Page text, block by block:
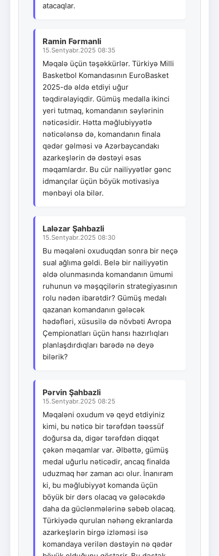
atacaqlar.
Ramin Fərmanli
15.Sentyabr.2025 08:35
Məqalə üçün təşəkkürlər. Türkiyə Milli
Basketbol Komandasının EuroBasket
2025-də əldə etdiyi uğur
təqdirəlayiqdir. Gümüş medalla ikinci
yeri tutmaq, komandanın səylərinin
nəticəsidir. Hətta məğlubiyyətlə
nəticələnsə də, komandanın finala
qədər gəlməsi və Azərbaycandakı
azarkeşlərin də dəstəyi əsas
məqamlardır. Bu cür nailiyyətlər gənc
idmançılar üçün böyük motivasiya
mənbəyi ola bilər.
Laləzar Şahbazli
15.Sentyabr.2025 08:30
Bu məqaləni oxuduqdan sonra bir neçə
sual ağlıma gəldi. Belə bir nailiyyətin
əldə olunmasında komandanın ümumi
ruhunun və məşqçilərin strategiyasının
rolu nədən ibarətdir? Gümüş medalı
qazanan komandanın gələcək
hədəfləri, xüsusilə də növbəti Avropa
Çempionatları üçün hansı hazırlıqları
planlaşdırdıqları barədə nə deyə
bilərik?
Pərvin Şahbazli
15.Sentyabr.2025 08:25
Məqaləni oxudum və qeyd etdiyiniz
kimi, bu nəticə bir tərəfdən təəssüf
doğursa da, digər tərəfdən diqqət
çəkən məqamlar var. Əlbəttə, gümüş
medal uğurlu nəticədir, ancaq finalda
uduzmaq hər zaman acı olur. İnanıram
ki, bu məğlubiyyət komanda üçün
böyük bir dərs olacaq və gələcəkdə
daha da güclənmələrinə səbəb olacaq.
Türkiyədə qurulan nəhəng ekranlarda
azarkeşlərin birgə izləməsi isə
komandaya verilən dəstəyin nə qədər